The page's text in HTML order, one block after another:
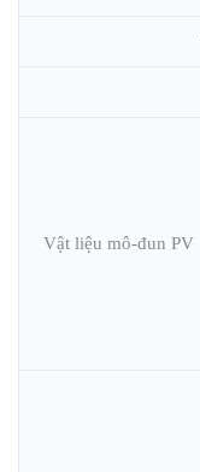
Vật liệu mô-đun PV